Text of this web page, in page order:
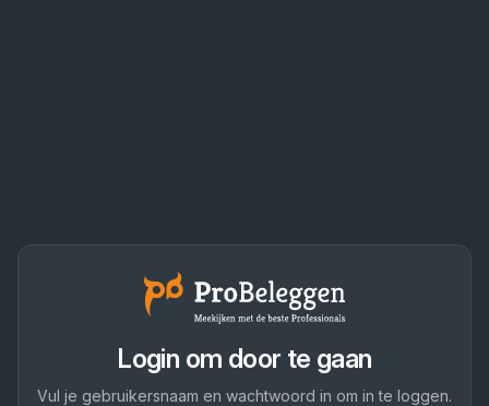
Login om door te gaan
Vul je gebruikersnaam en wachtwoord in om in te loggen.